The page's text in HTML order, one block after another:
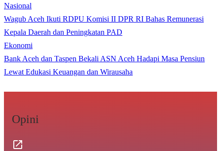
Nasional
Wagub Aceh Ikuti RDPU Komisi II DPR RI Bahas Remunerasi
Kepala Daerah dan Peningkatan PAD
Ekonomi
Bank Aceh dan Taspen Bekali ASN Aceh Hadapi Masa Pensiun
Lewat Edukasi Keuangan dan Wirausaha
Opini